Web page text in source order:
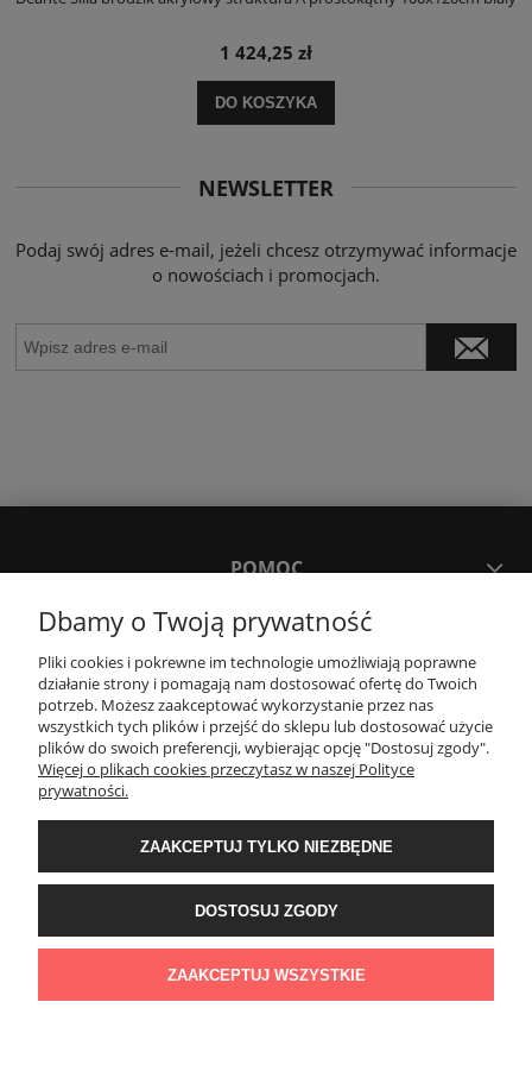
1 424,25 zł
DO KOSZYKA
NEWSLETTER
Podaj swój adres e-mail, jeżeli chcesz otrzymywać informacje
o nowościach i promocjach.
POMOC
MOJE KONTO
PŁATNOŚCI I DOSTAWA
KONTAKT
Wyposażenie łazienek Łazienki.eco | Pawła 23, 41-708 Ruda Śląska | E-mail:
sklep@lazienki.eco | Tel.: 600 012 164 lub 600 012 159 | TGS Przemysław
Stoń | NIP: 6312213594 | REGON: 276403698
Dbamy o Twoją prywatność
Pliki cookies i pokrewne im technologie umożliwiają poprawne
działanie strony i pomagają nam dostosować ofertę do Twoich
potrzeb. Możesz zaakceptować wykorzystanie przez nas
wszystkich tych plików i przejść do sklepu lub dostosować użycie
plików do swoich preferencji, wybierając opcję "Dostosuj zgody".
Więcej o plikach cookies przeczytasz w naszej Polityce
prywatności.
ZAAKCEPTUJ TYLKO NIEZBĘDNE
DOSTOSUJ ZGODY
ZAAKCEPTUJ WSZYSTKIE